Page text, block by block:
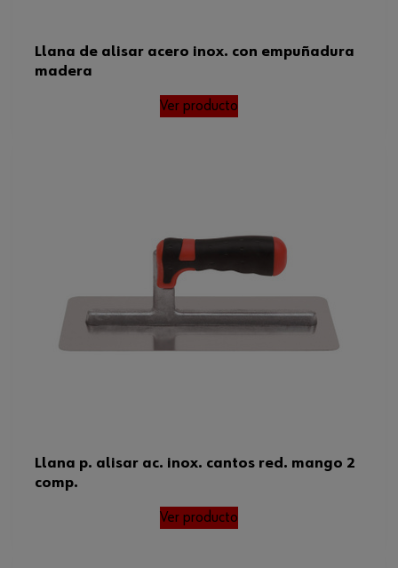
Llana de alisar acero inox. con empuñadura
madera
Ver producto
Llana p. alisar ac. inox. cantos red. mango 2
comp.
Ver producto